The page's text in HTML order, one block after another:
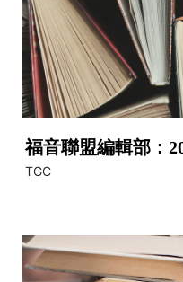
福音聯盟編輯部：
TGC